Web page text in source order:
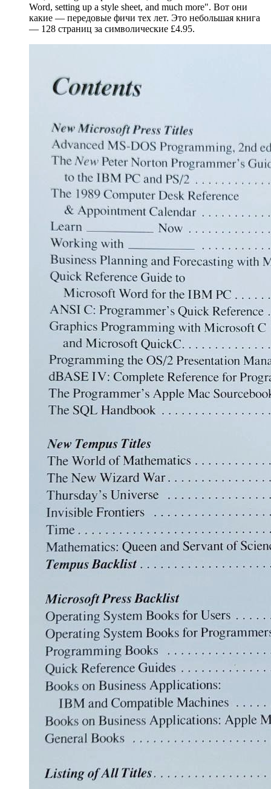
Word, setting up a style sheet, and much more". Вот они
какие — передовые фичи тех лет. Это небольшая книга
— 128 страниц за символические £4.95.